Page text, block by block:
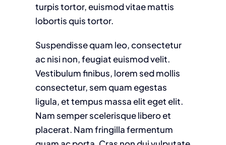
turpis tortor, euismod vitae mattis
lobortis quis tortor.
Suspendisse quam leo, consectetur
ac nisi non, feugiat euismod velit.
Vestibulum finibus, lorem sed mollis
consectetur, sem quam egestas
ligula, et tempus massa elit eget elit.
Nam semper scelerisque libero et
placerat. Nam fringilla fermentum